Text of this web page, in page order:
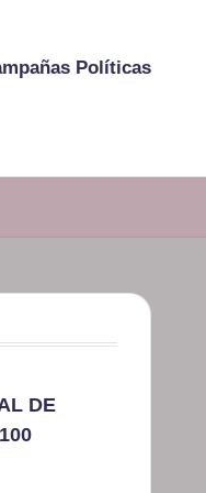
Políticas
DE